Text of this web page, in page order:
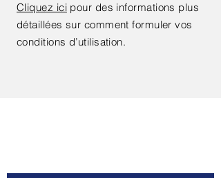
Cliquez icipour des informations plus
détaillées sur comment formuler vos
conditions d’utilisation.